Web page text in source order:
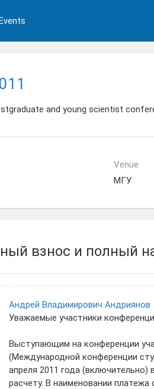
and young scientist
Venue
МГУ
взнос и полный
Андрей Владимирович Андриянов
Уважаемые участники
Выступающим на конференции
(Международной конференции
апреля 2011 года (включительно)
расчету. В наименовании